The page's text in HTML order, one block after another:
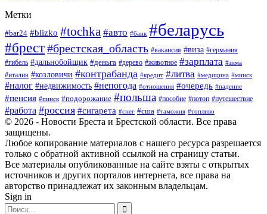
Метки
#bar24 #blizko #tochka #авто #банк #беларусь
#брест#брестская_область #вакансия #виза #германия
#гибель #дальнобойщик #деньга #дерево #животное #зарплата #зима
#италия #козловичи #контрабанда #кредит #литва #медицина #минск
#налог #недвижимость #непогода #отношения #очередь #падение
#пенсия #пинск #подорожание #польша #пособие #потоп #путешествие
#работа #россия #сигарета #снег #сша #таможня #топливо
© 2026 - Новости Бреста и Брестской области. Все права
защищены.
Любое копирование материалов с нашего ресурса разрешается
только с обратной активной ссылкой на страницу статьи.
Все материалы опубликованные на сайте взяты с открытых
источников и других порталов интернета, все права на
авторство принадлежат их законным владельцам.
Sign in